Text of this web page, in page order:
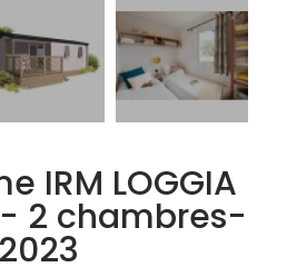
IRM LOGGIA
2 chambres-
2023